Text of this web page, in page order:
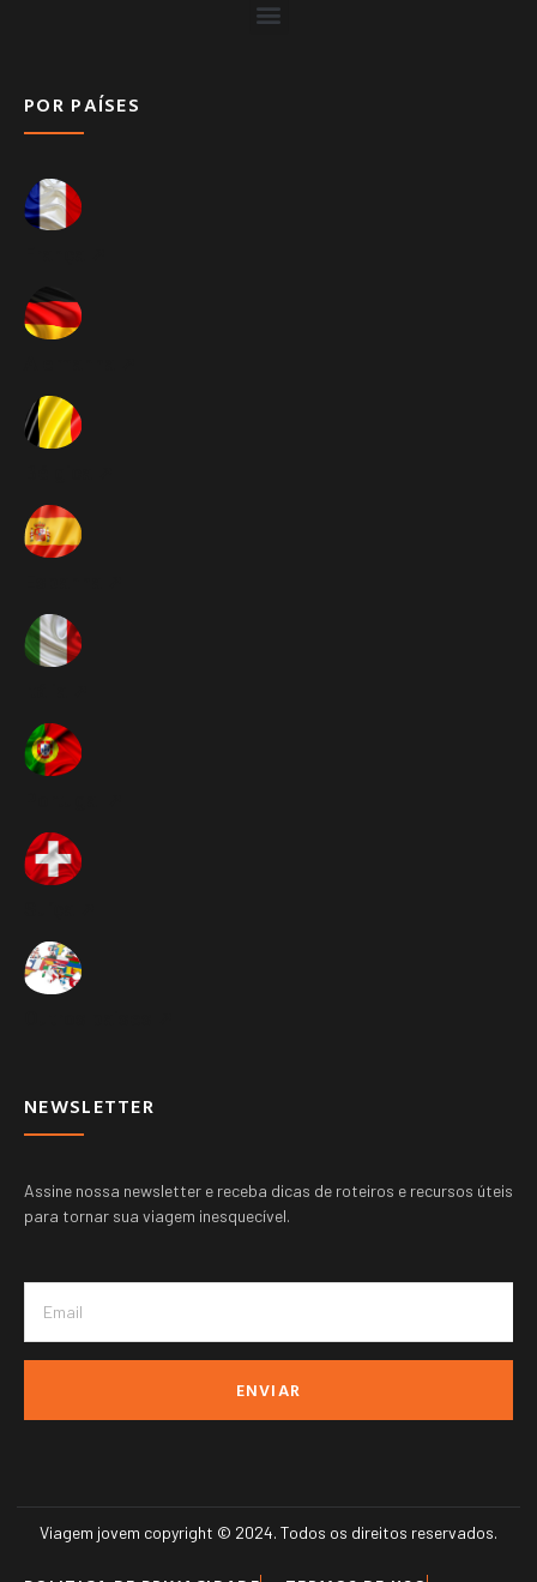
POR PAÍSES
NEWSLETTER
Assine nossa newsletter e receba dicas de roteiros e recursos úteis
para tornar sua viagem inesquecível.
ENVIAR
Viagem jovem copyright © 2024. Todos os direitos reservados.